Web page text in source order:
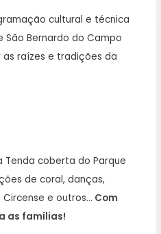
cultural e técnica
Bernardo do Campo
raízes e tradições da
Tenda coberta do Parque
de coral, danças,
Circense e outros… Com
as famílias!